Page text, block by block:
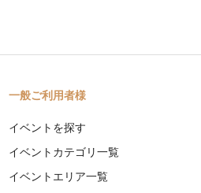
一般ご利用者様
イベントを探す
イベントカテゴリ一覧
イベントエリア一覧